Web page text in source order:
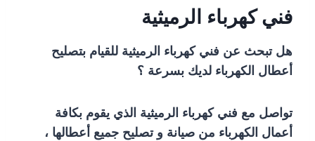
فني كهرباء الرميثية
هل تبحث عن فني كهرباء الرميثية للقيام بتصليح
أعطال الكهرباء لديك بسرعة ؟
تواصل مع فني كهرباء الرميثية الذي يقوم بكافة
أعمال الكهرباء من صيانة و تصليح جميع أعطالها ،